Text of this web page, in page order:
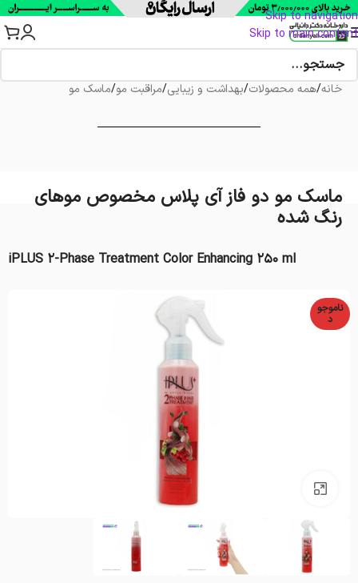
Skip to navigation
Skip to main content
خانه/همه محصولات/بهداشت و زیبایی/مراقبت مو/ماسک مو
ماسک مو دو فاز آی پلاس مخصوص موهای
رنگ شده
iPLUS 2-Phase Treatment Color Enhancing 250 ml
ناموجو
د